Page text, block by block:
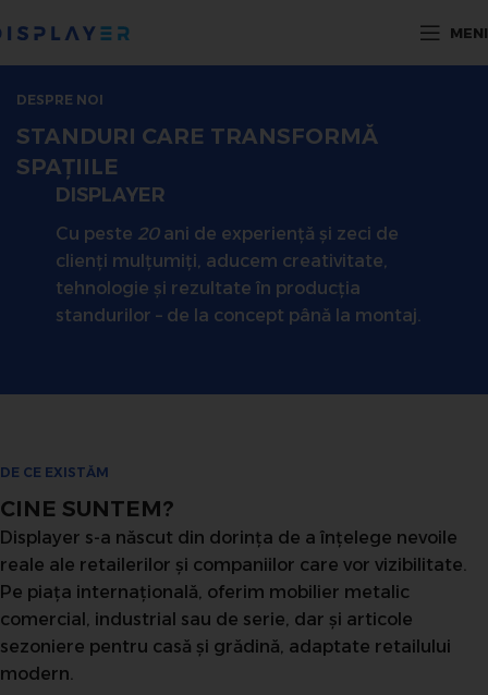
DESPRE NOI
STANDURI CARE TRANSFORMĂ
SPAȚIILE
DISPLAYER
Cu peste 20ani de experiență și zeci de
clienți mulțumiți, aducem creativitate,
tehnologie și rezultate în producția
standurilor – de la concept până la montaj.
DE CE EXISTĂM
CINE SUNTEM?
Displayer s-a născut din dorința de a înțelege nevoile
reale ale retailerilor și companiilor care vor vizibilitate.
Pe piața internațională, oferim mobilier metalic
comercial, industrial sau de serie, dar și articole
sezoniere pentru casă și grădină, adaptate retailului
modern.